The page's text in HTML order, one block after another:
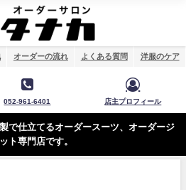
オーダーの流れ よくある質問 洋服のケア
052-961-6401 店主プロフィール
で仕立てるオーダースーツ、オーダージ
ト専門店です。